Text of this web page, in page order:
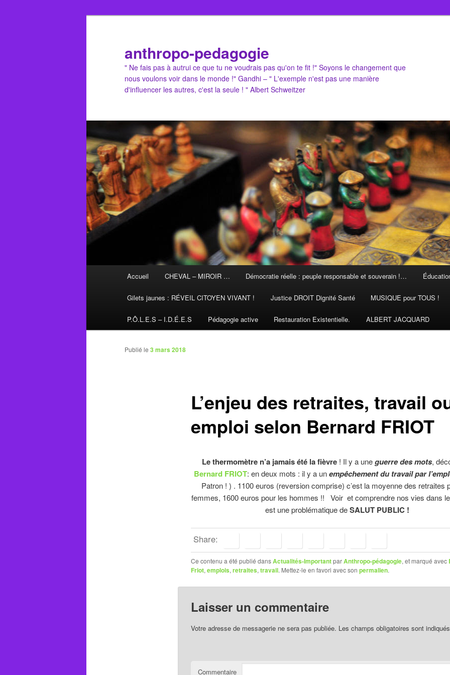
anthropo-pedagogie
" Ne fais pas à autrui ce que tu ne voudrais pas qu'on te fit !" Soyons le changement que
nous voulons voir dans le monde !" Gandhi – " L'exemple n'est pas une manière
d'influencer les autres, c'est la seule ! " Albert Schweitzer
Accueil CHEVAL – MIROIR … Démocratie réelle : peuple responsable et souverain !…
Gilets jaunes : RÉVEIL CITOYEN VIVANT ! Justice DROIT Dignité Santé MUSIQUE pour TOUS !
P.Ô.L.E.S – I.D.É.E.S Pédagogie active Restauration Existentielle. ALBERT JACQUARD
L’enjeu des retraites, travail
emploi selon Bernard FRIOT
Publié le 3 mars 2018
Le thermomètre n’a jamais été la fièvre ! Il y a uneguerre des mots,
Bernard FRIOT: en deux mots : il y a unempêchement du travail par
Patron ! ) . 1100 euros (reversion comprise) c’est la moyenne des retraites
femmes, 1600 euros pour les hommes !! Voir et comprendre nos vies dans
est une problématique deSALUT PUBLIC !
Share:
Ce contenu a été publié dansActualités-ImportantparAnthropo-pédagogie, et marqué avec
Friot, emplois, retraites, travail. Mettez-le en favori avec son permalien.
Laisser un commentaire
Votre adresse de messagerie ne sera pas publiée. Les champs obligatoires sont
Commentaire